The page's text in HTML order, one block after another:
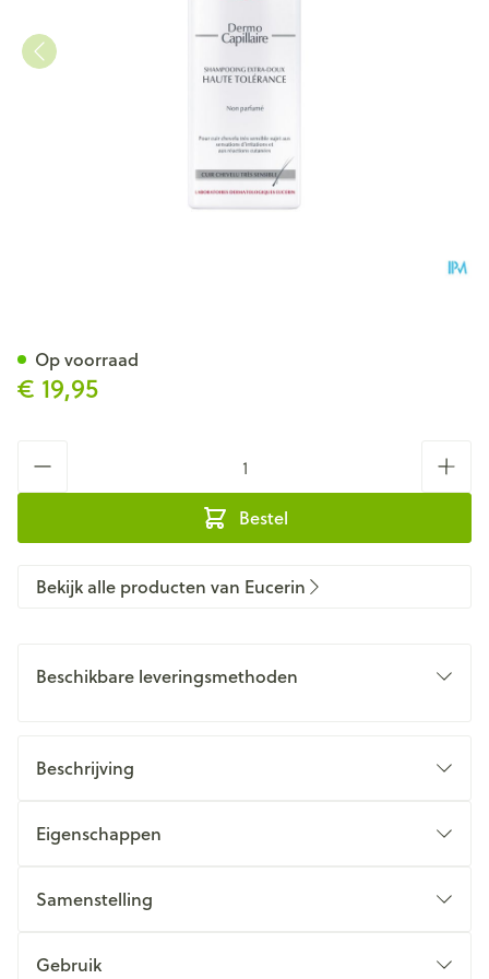
€ 19,95
Bestel
Op voorraad
Bekijk alle producten van Eucerin
Beschikbare leveringsmethoden
Beschrijving
Eigenschappen
Samenstelling
Gebruik